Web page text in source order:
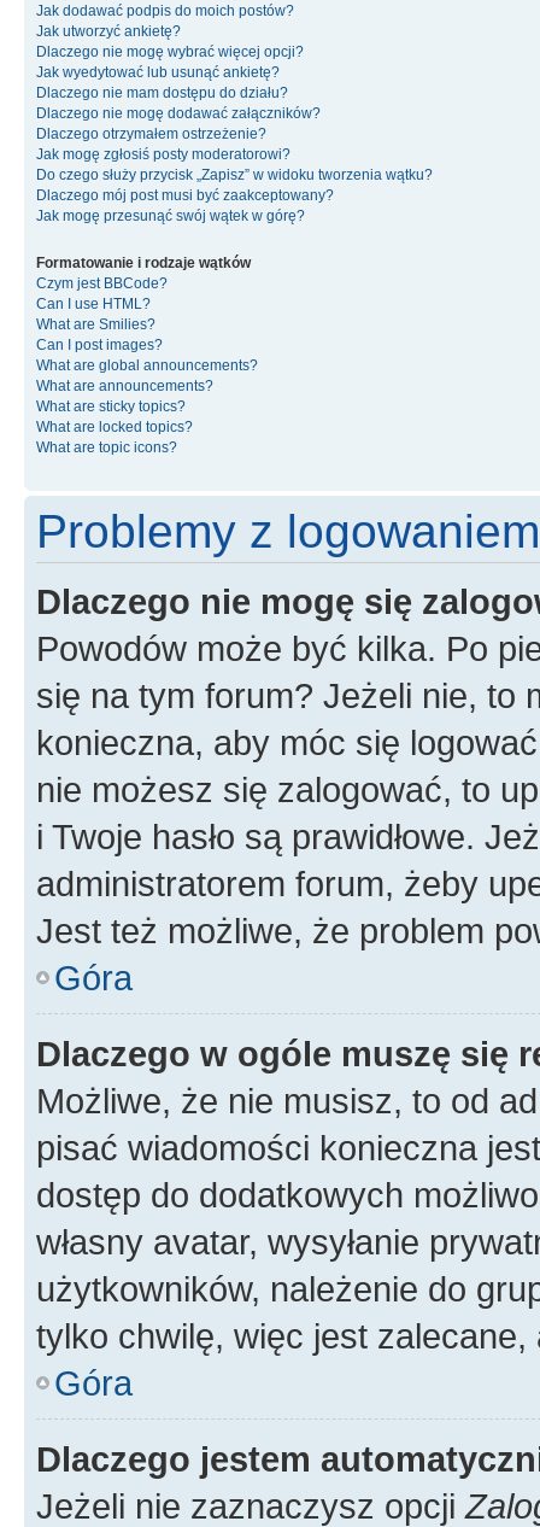
Jak dodawać podpis do moich postów?
Jak utworzyć ankietę?
Dlaczego nie mogę wybrać więcej opcji?
Jak wyedytować lub usunąć ankietę?
Dlaczego nie mam dostępu do działu?
Dlaczego nie mogę dodawać załączników?
Dlaczego otrzymałem ostrzeżenie?
Jak mogę zgłosiś posty moderatorowi?
Do czego służy przycisk „Zapisz” w widoku tworzenia wątku?
Dlaczego mój post musi być zaakceptowany?
Jak mogę przesunąć swój wątek w górę?
Formatowanie i rodzaje wątków
Czym jest BBCode?
Can I use HTML?
What are Smilies?
Can I post images?
What are global announcements?
What are announcements?
What are sticky topics?
What are locked topics?
What are topic icons?
Problemy z
Dlaczego nie mogę się
Powodów może być kilka. Po
się na tym forum? Jeżeli nie, to
konieczna, aby móc się
nie możesz się zalogować, to
i Twoje hasło są prawidłowe.
administratorem forum, żeby
Jest też możliwe, że problem
Góra
Dlaczego w ogóle muszę się
Możliwe, że nie musisz, to od
pisać wiadomości konieczna
dostęp do dodatkowych
własny avatar, wysyłanie
użytkowników, należenie do
tylko chwilę, więc jest zalecane,
Góra
Dlaczego jestem
Jeżeli nie zaznaczysz opcji